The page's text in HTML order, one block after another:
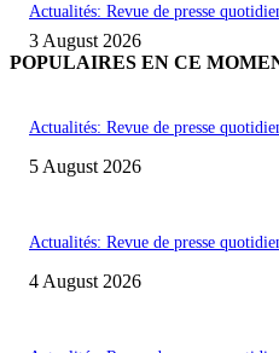
Actualités: Revue de presse
3 August 2026
POPULAIRES EN CE
Actualités: Revue de presse
5 August 2026
Actualités: Revue de presse
4 August 2026